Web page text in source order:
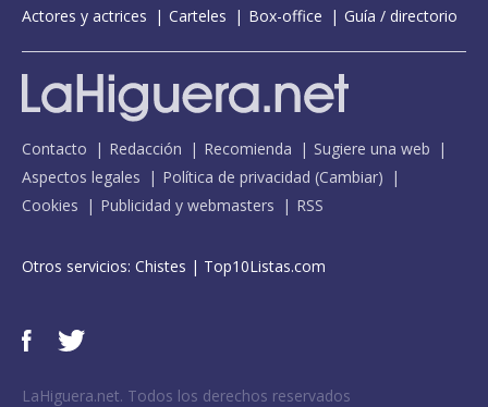
Actores y actrices
Carteles Box-office Guía / directorio
Contacto Redacción Recomienda
Sugiere una web
Aspectos legales
Política de privacidad (Cambiar)
Cookies
Publicidad y webmasters RSS
Otros servicios: Chistes | Top10Listas.com
LaHiguera.net. Todos los derechos reservados